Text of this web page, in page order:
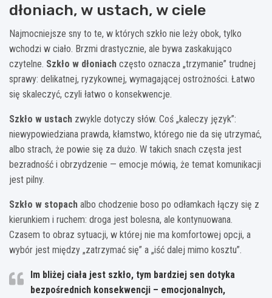
dłoniach, w ustach, w ciele
Najmocniejsze sny to te, w których szkło nie leży obok, tylko
wchodzi w ciało. Brzmi drastycznie, ale bywa zaskakująco
czytelne. Szkło w dłoniach często oznacza „trzymanie” trudnej
sprawy: delikatnej, ryzykownej, wymagającej ostrożności. Łatwo
się skaleczyć, czyli łatwo o konsekwencje.
Szkło w ustach zwykle dotyczy słów. Coś „kaleczy język”:
niewypowiedziana prawda, kłamstwo, którego nie da się utrzymać,
albo strach, że powie się za dużo. W takich snach częsta jest
bezradność i obrzydzenie — emocje mówią, że temat komunikacji
jest pilny.
Szkło w stopach albo chodzenie boso po odłamkach łączy się z
kierunkiem i ruchem: droga jest bolesna, ale kontynuowana.
Czasem to obraz sytuacji, w której nie ma komfortowej opcji, a
wybór jest między „zatrzymać się” a „iść dalej mimo kosztu”.
Im bliżej ciała jest szkło, tym bardziej sen dotyka
bezpośrednich konsekwencji – emocjonalnych,